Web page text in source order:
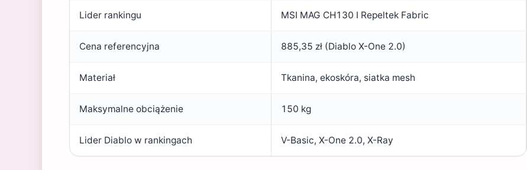
Lider rankingu MSI MAG CH130 I Repeltek Fabric
Cena referencyjna 885,35 zł (Diablo X-One 2.0)
Materiał Tkanina, ekoskóra, siatka mesh
Maksymalne obciążenie 150 kg
Lider Diablo w rankingach V-Basic, X-One 2.0, X-Ray